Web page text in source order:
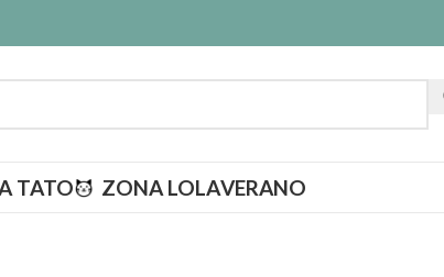
TATO ZONA LOLAVERANO